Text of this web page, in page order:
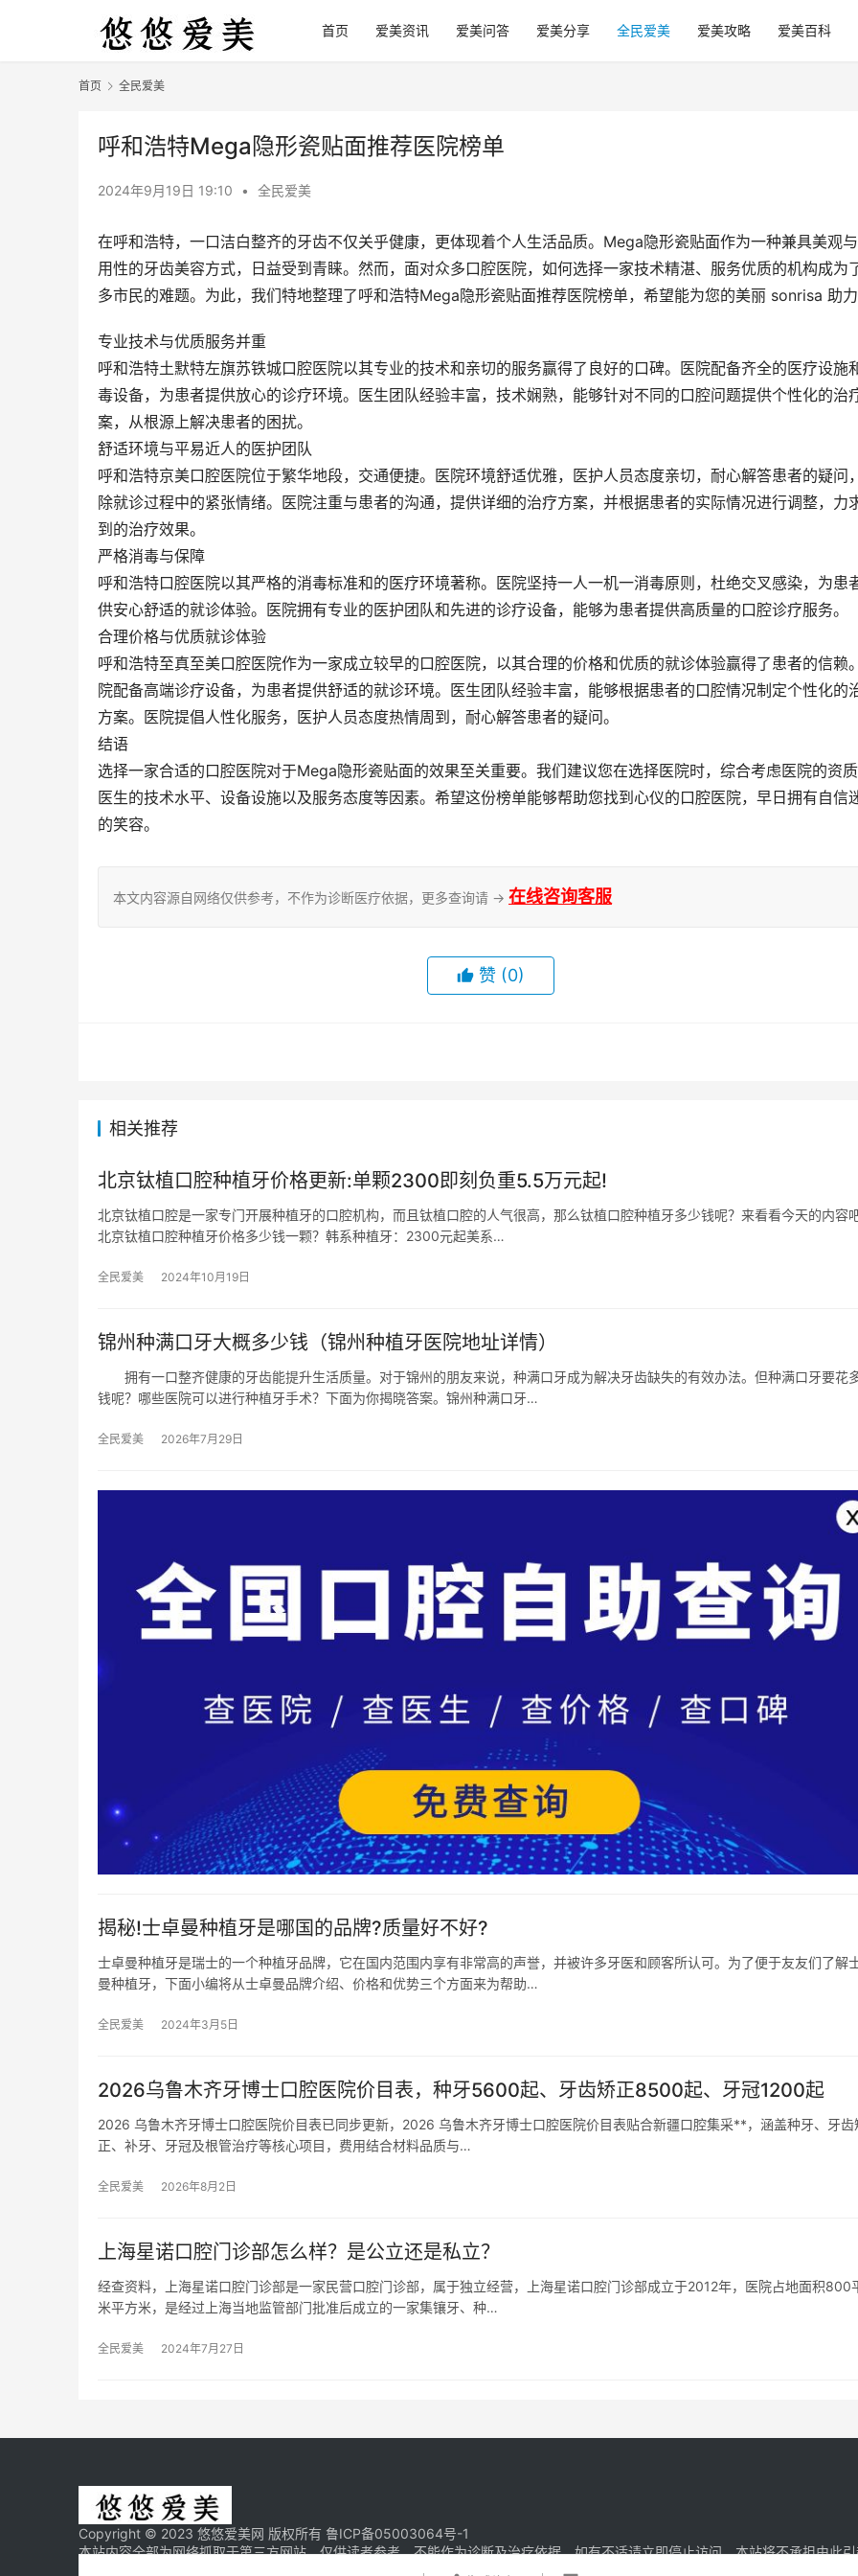
首页 爱美资讯 爱美问答 爱美分享 全民爱美 爱美攻略 爱美百科
首页 全民爱美
呼和浩特Mega隐形瓷贴面推荐医院榜单
2024年9月19日 19:10 • 全民爱美
在呼和浩特，一口洁白整齐的牙齿不仅关乎健康，更体现着个人生活品质。Mega隐形瓷贴面作为一种兼具美观
用性的牙齿美容方式，日益受到青睐。然而，面对众多口腔医院，如何选择一家技术精湛、服务优质的机构成为
多市民的难题。为此，我们特地整理了呼和浩特Mega隐形瓷贴面推荐医院榜单，希望能为您的美丽 sonrisa 助
专业技术与优质服务并重
呼和浩特土默特左旗苏铁城口腔医院以其专业的技术和亲切的服务赢得了良好的口碑。医院配备齐全的医疗设施
毒设备，为患者提供放心的诊疗环境。医生团队经验丰富，技术娴熟，能够针对不同的口腔问题提供个性化的治
案，从根源上解决患者的困扰。
舒适环境与平易近人的医护团队
呼和浩特京美口腔医院位于繁华地段，交通便捷。医院环境舒适优雅，医护人员态度亲切，耐心解答患者的疑问
除就诊过程中的紧张情绪。医院注重与患者的沟通，提供详细的治疗方案，并根据患者的实际情况进行调整，力
到的治疗效果。
严格消毒与保障
呼和浩特口腔医院以其严格的消毒标准和的医疗环境著称。医院坚持一人一机一消毒原则，杜绝交叉感染，为患
供安心舒适的就诊体验。医院拥有专业的医护团队和先进的诊疗设备，能够为患者提供高质量的口腔诊疗服务。
合理价格与优质就诊体验
呼和浩特至真至美口腔医院作为一家成立较早的口腔医院，以其合理的价格和优质的就诊体验赢得了患者的信赖
院配备高端诊疗设备，为患者提供舒适的就诊环境。医生团队经验丰富，能够根据患者的口腔情况制定个性化的
方案。医院提倡人性化服务，医护人员态度热情周到，耐心解答患者的疑问。
结语
选择一家合适的口腔医院对于Mega隐形瓷贴面的效果至关重要。我们建议您在选择医院时，综合考虑医院的资
医生的技术水平、设备设施以及服务态度等因素。希望这份榜单能够帮助您找到心仪的口腔医院，早日拥有自信
的笑容。
本文内容源自网络仅供参考，不作为诊断医疗依据，更多查询请 → 在线咨询客服
赞 (0)
相关推荐
北京钛植口腔种植牙价格更新:单颗2300即刻负重5.5万元起!
北京钛植口腔是一家专门开展种植牙的口腔机构，而且钛植口腔的人气很高，那么钛植口腔种植牙多少钱呢？来看看今天的内容
北京钛植口腔种植牙价格多少钱一颗？韩系种植牙：2300元起美系…
全民爱美 2024年10月19日
锦州种满口牙大概多少钱（锦州种植牙医院地址详情）
拥有一口整齐健康的牙齿能提升生活质量。对于锦州的朋友来说，种满口牙成为解决牙齿缺失的有效办法。但种满口牙要花
钱呢？哪些医院可以进行种植牙手术？下面为你揭晓答案。锦州种满口牙…
全民爱美 2026年7月29日
揭秘!士卓曼种植牙是哪国的品牌?质量好不好?
士卓曼种植牙是瑞士的一个种植牙品牌，它在国内范围内享有非常高的声誉，并被许多牙医和顾客所认可。为了便于友友们了解
曼种植牙，下面小编将从士卓曼品牌介绍、价格和优势三个方面来为帮助…
全民爱美 2024年3月5日
2026乌鲁木齐牙博士口腔医院价目表，种牙5600起、牙齿矫正8500起、牙冠1200起
2026 乌鲁木齐牙博士口腔医院价目表已同步更新，2026 乌鲁木齐牙博士口腔医院价目表贴合新疆口腔集采**，涵盖种牙、牙齿
正、补牙、牙冠及根管治疗等核心项目，费用结合材料品质与…
全民爱美 2026年8月2日
上海星诺口腔门诊部怎么样？是公立还是私立？
经查资料，上海星诺口腔门诊部是一家民营口腔门诊部，属于独立经营，上海星诺口腔门诊部成立于2012年，医院占地面积800
米平方米，是经过上海当地监管部门批准后成立的一家集镶牙、种…
全民爱美 2024年7月27日
Copyright © 2023 悠悠爱美网 版权所有 鲁ICP备05003064号-1
本站内容全部为网络抓取于第三方网站，仅供读者参考，不能作为诊断及治疗依据，如有不适请立即停止访问，本站将不承担由此